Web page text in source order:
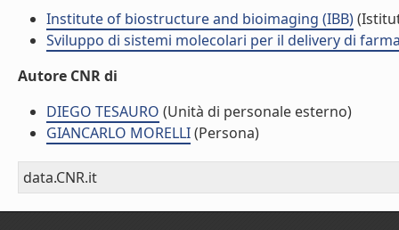
Institute of biostructure and bioimaging (IBB)
Sviluppo di sistemi molecolari per il delivery di
Autore CNR di
DIEGO TESAURO (Unità di personale esterno)
GIANCARLO MORELLI(Persona)
data.CNR.it